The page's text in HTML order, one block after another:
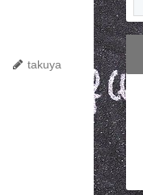
takuya